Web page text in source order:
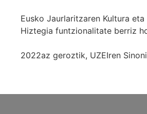
Eusko Jaurlaritzaren Kultura
Hiztegia funtzionalitate berriz
2022az geroztik, UZEIren